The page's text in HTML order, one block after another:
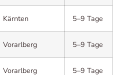
Kärnten 5–9 Tage
Vorarlberg 5–9 Tage
Vorarlberg 5–9 Tage